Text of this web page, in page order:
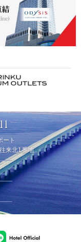
ート
来北1番地